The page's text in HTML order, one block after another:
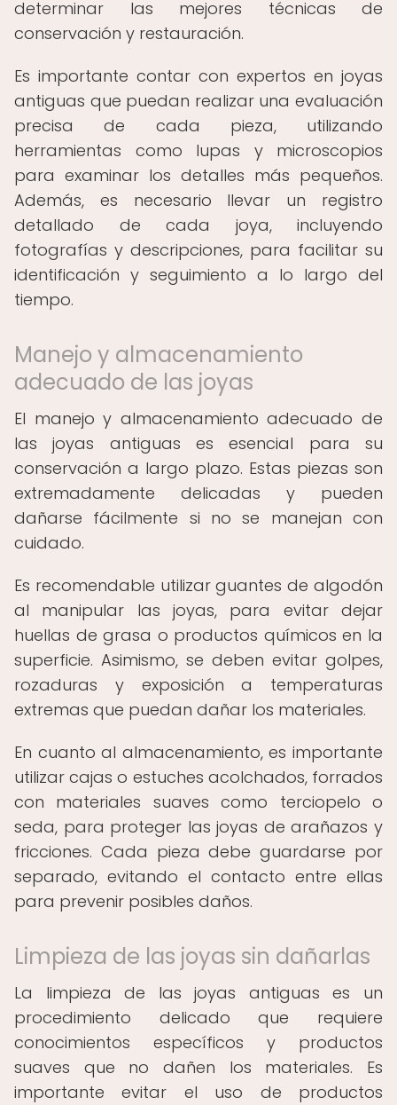
determinar las mejores técnicas de
conservación y restauración.
Es importante contar con expertos en joyas
antiguas que puedan realizar una evaluación
precisa de cada pieza, utilizando
herramientas como lupas y microscopios
para examinar los detalles más pequeños.
Además, es necesario llevar un registro
detallado de cada joya, incluyendo
fotografías y descripciones, para facilitar su
identificación y seguimiento a lo largo del
tiempo.
Manejo y almacenamiento
adecuado de las joyas
El manejo y almacenamiento adecuado de
las joyas antiguas es esencial para su
conservación a largo plazo. Estas piezas son
extremadamente delicadas y pueden
dañarse fácilmente si no se manejan con
cuidado.
Es recomendable utilizar guantes de algodón
al manipular las joyas, para evitar dejar
huellas de grasa o productos químicos en la
superficie. Asimismo, se deben evitar golpes,
rozaduras y exposición a temperaturas
extremas que puedan dañar los materiales.
En cuanto al almacenamiento, es importante
utilizar cajas o estuches acolchados, forrados
con materiales suaves como terciopelo o
seda, para proteger las joyas de arañazos y
fricciones. Cada pieza debe guardarse por
separado, evitando el contacto entre ellas
para prevenir posibles daños.
Limpieza de las joyas sin dañarlas
La limpieza de las joyas antiguas es un
procedimiento delicado que requiere
conocimientos específicos y productos
suaves que no dañen los materiales. Es
importante evitar el uso de productos